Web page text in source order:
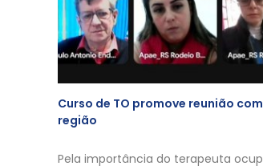
Curso de TO promove reunião
região
Pela importância do terapeuta